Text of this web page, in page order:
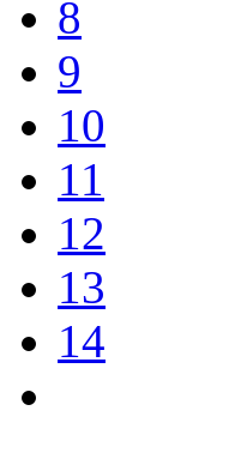
8
9
10
11
12
13
14